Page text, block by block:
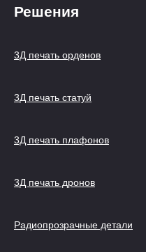
Решения
3Д печать орденов
3Д печать статуй
3Д печать плафонов
3Д печать дронов
Радиопрозрачные детали